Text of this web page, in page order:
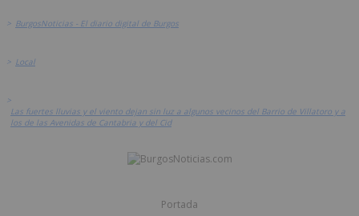
> BurgosNoticias - El diario digital de Burgos
> Local
>
Las fuertes lluvias y el viento dejan sin luz a algunos vecinos del Barrio de Villatoro y a
los de las Avenidas de Cantabria y del Cid
Portada